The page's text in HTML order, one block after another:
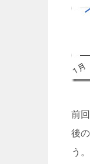
前
後
う。